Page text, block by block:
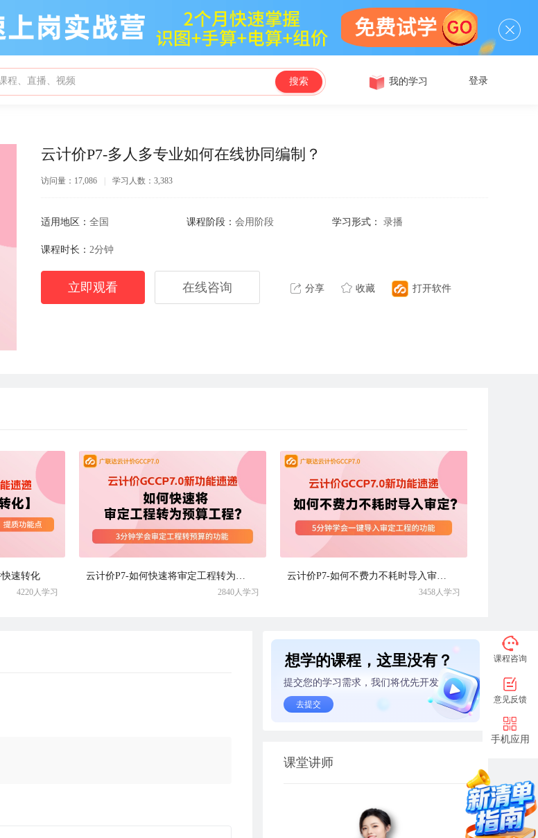
搜索 我的学习 登录
云计价P7-多人多专业如何在线协同编制？
访问量：17,086 学习人数：3,383
适用地区： 全国 课程阶段： 会用阶段 学习形式： 录播
课程时长： 2分钟
立即观看 在线咨询 分享 收藏 打开软件
速转化
4220人学习
云计价P7-如何快速将审定工程转为预算工程？
2840人学习
云计价P7-如何不费力不耗时导入审定？
3458人学习
想学的课程，这里没有？
提交您的学习需求，我们将优先开发
去提交
课堂讲师
课程咨询
意见反馈
手机应用